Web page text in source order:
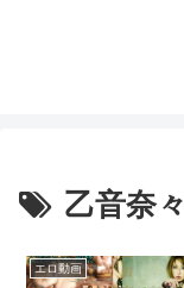
乙音奈々
エロ動画